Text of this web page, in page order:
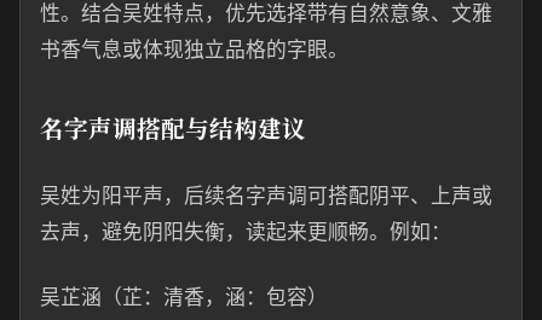
性。结合吴姓特点，优先选择带有自然意象、文雅
书香气息或体现独立品格的字眼。
名字声调搭配与结构建议
吴姓为阳平声，后续名字声调可搭配阴平、上声或
去声，避免阴阳失衡，读起来更顺畅。例如：
吴芷涵（芷：清香，涵：包容）